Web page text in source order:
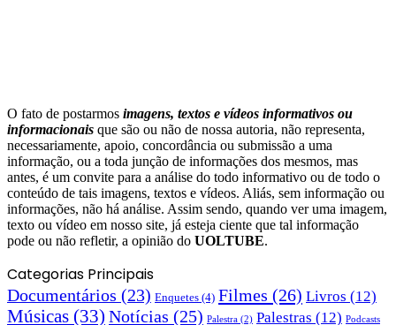
O fato de postarmos imagens, textos e vídeos informativos ou
informacionais que são ou não de nossa autoria, não representa,
necessariamente, apoio, concordância ou submissão a uma
informação, ou a toda junção de informações dos mesmos, mas
antes, é um convite para a análise do todo informativo ou de todo o
conteúdo de tais imagens, textos e vídeos. Aliás, sem informação ou
informações, não há análise. Assim sendo, quando ver uma imagem,
texto ou vídeo em nosso site, já esteja ciente que tal informação
pode ou não refletir, a opinião do UOLTUBE.
Categorias Principais
Documentários (23) Enquetes (4) Filmes (26) Livros (12)
Músicas (33) Notícias (25) Palestra (2) Palestras (12) Podcasts